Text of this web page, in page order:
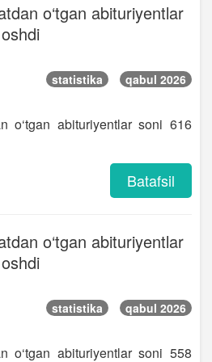
o‘tgan abituriyentlar
statistika qabul 2026
o‘tgan abituriyentlar soni 616
Batafsil
o‘tgan abituriyentlar
statistika qabul 2026
o‘tgan abituriyentlar soni 558